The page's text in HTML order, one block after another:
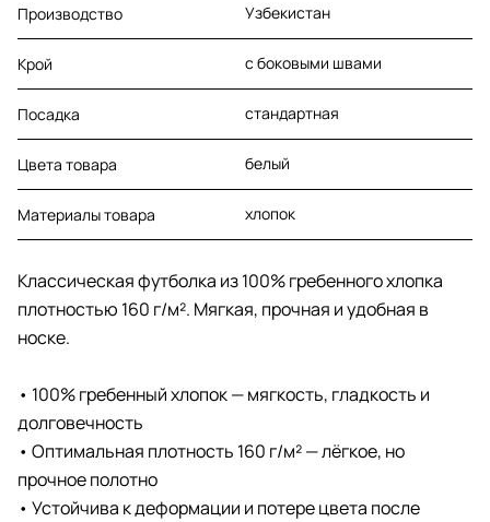
Производство Узбекистан
Крой с боковыми швами
Посадка стандартная
Цвета товара белый
Материалы товара хлопок
Классическая футболка из 100% гребенного хлопка
плотностью 160 г/м². Мягкая, прочная и удобная в
носке.
• 100% гребенный хлопок — мягкость, гладкость и
долговечность
• Оптимальная плотность 160 г/м² — лёгкое, но
прочное полотно
• Устойчива к деформации и потере цвета после